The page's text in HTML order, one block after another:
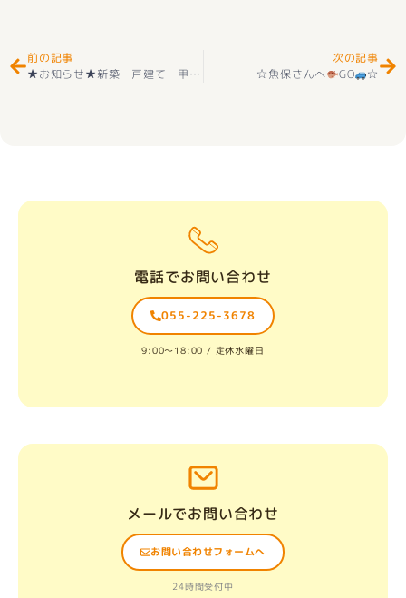
前の記事
★お知らせ★新築一戸建て 甲府市里吉4丁目 １号棟 2階建 4ＬＤＫ ＋カースペース３台 外構付き 耐震等級３＋長期優良住宅取得
次の記事
☆魚保さんへ
GO ☆
電話でお問い合わせ
055-225-3678
9:00〜18:00 / 定休水曜日
メールでお問い合わせ
お問い合わせフォームへ
24時間受付中